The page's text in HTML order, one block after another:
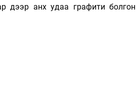
дээр анх удаа графити болгон